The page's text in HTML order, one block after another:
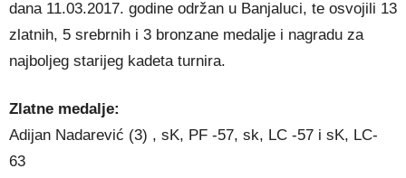
dana 11.03.2017. godine održan u Banjaluci, te osvojili 13
zlatnih, 5 srebrnih i 3 bronzane medalje i nagradu za
najboljeg starijeg kadeta turnira.
Zlatne medalje:
Adijan Nadarević (3) , sK, PF -57, sk, LC -57 i sK, LC-
63